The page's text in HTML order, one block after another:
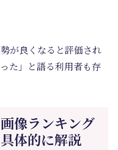
が良くなると評価され
た」と語る利用者も存
像ランキング
体的に解説